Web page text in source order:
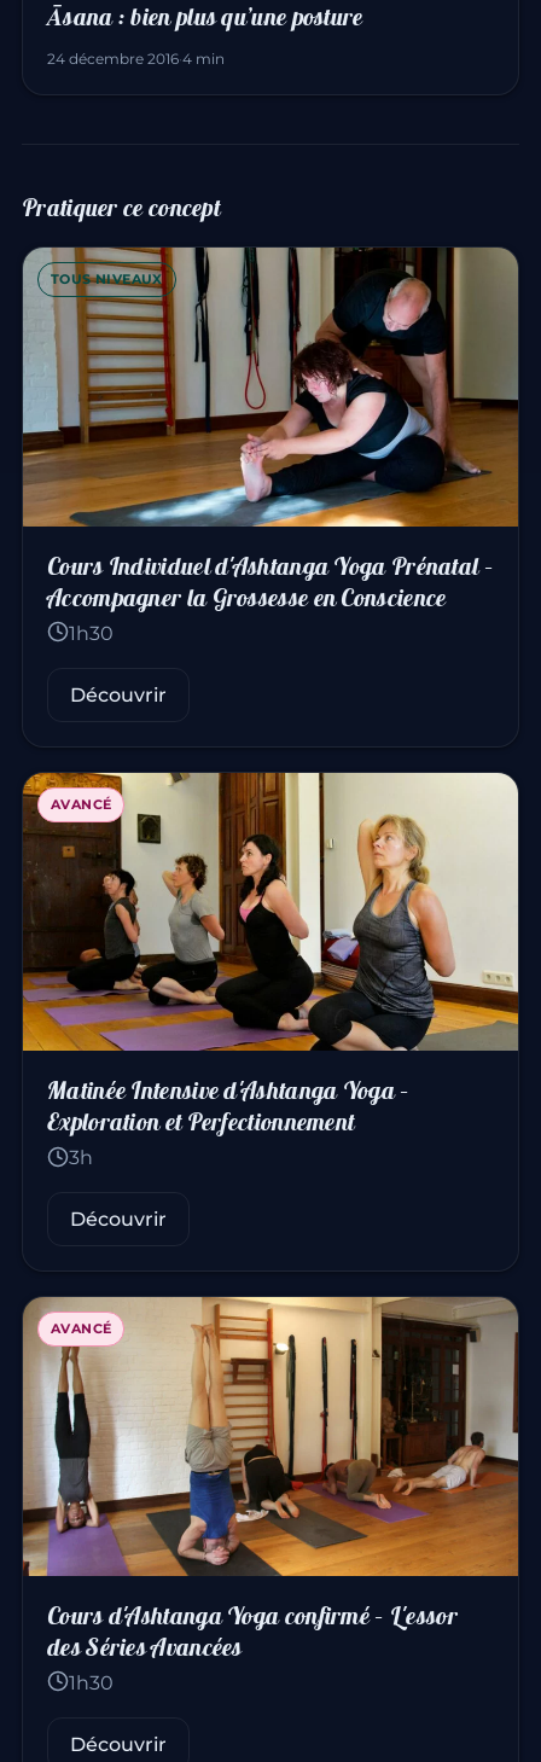
Āsana : bien plus qu’une posture
24 décembre 2016·4 min
Pratiquer ce concept
TOUS NIVEAUX
Cours Individuel d'Ashtanga Yoga Prénatal –
Accompagner la Grossesse en Conscience
1h30
Découvrir
AVANCÉ
Matinée Intensive d'Ashtanga Yoga –
Exploration et Perfectionnement
3h
Découvrir
AVANCÉ
Cours d'Ashtanga Yoga confirmé – L'essor
des Séries Avancées
1h30
Découvrir